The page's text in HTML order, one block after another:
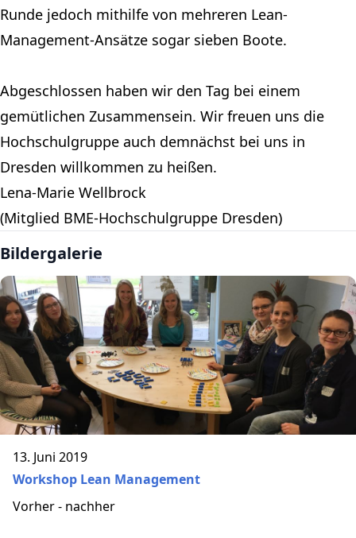
Runde jedoch mithilfe von mehreren Lean-
Management-Ansätze sogar sieben Boote.
Abgeschlossen haben wir den Tag bei einem
gemütlichen Zusammensein. Wir freuen uns die
Hochschulgruppe auch demnächst bei uns in
Dresden willkommen zu heißen.
Lena-Marie Wellbrock
(Mitglied BME-Hochschulgruppe Dresden)
Bildergalerie
13. Juni 2019
Workshop Lean Management
Vorher - nachher